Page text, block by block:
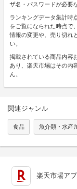
ザ名・パスワードが必要
ランキングデータ集計時
をご覧になられた時点で
情報の変更や、売り切れ
い。
掲載されている商品内容
あり、楽天市場はその内
ん。
関連ジャンル
食品 魚介類・水産
楽天市場ア